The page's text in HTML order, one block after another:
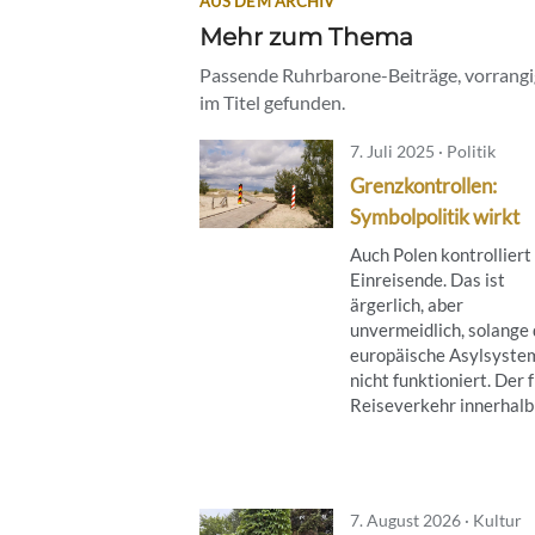
Mehr zum Thema
Passende Ruhrbarone-Beiträge,
im Titel gefunden.
7. Juli 2025 · Politik
Grenzkontrollen:
Symbolpolitik wirkt
Auch Polen kontrolliert
Einreisende. Das ist
ärgerlich, aber
unvermeidlich, solange
europäische
nicht funktioniert. Der
Reiseverkehr innerhalb
7. August 2026 · Kultur